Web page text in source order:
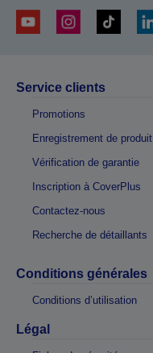
Service clients
Promotions
Enregistrement de produit
Vérification de garantie
Inscription à CoverPlus
Contactez-nous
Recherche de détaillants
Conditions générales
Conditions d’utilisation
Légal